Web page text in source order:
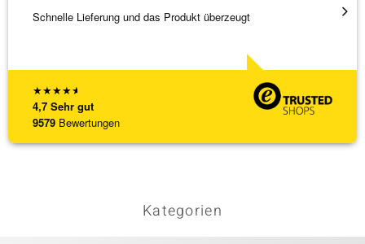
★★★★★
4,7 Sehr gut
9579 Bewertungen
Schnelle Lieferung und das Produkt überzeugt
Kategorien